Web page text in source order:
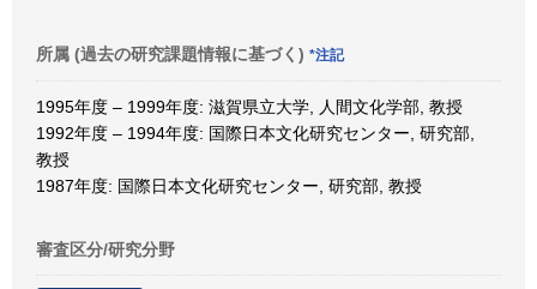
所属 (過去の研究課題情報に基づく) *注記
1995年度 – 1999年度: 滋賀県立大学, 人間文化学部, 教授
1992年度 – 1994年度: 国際日本文化研究センター, 研究部,
教授
1987年度: 国際日本文化研究センター, 研究部, 教授
審査区分/研究分野